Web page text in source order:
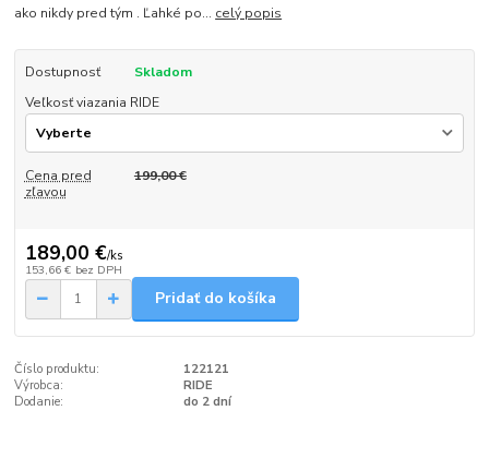
ako nikdy pred tým . Ľahké po... celý popis
Dostupnosť
Skladom
Veľkosť viazania RIDE
Cena pred
zľavou
199,00 €
189,00 €/ks
153,66 € bez DPH
Pridať do košíka
Číslo produktu:
122121
Výrobca:
RIDE
Dodanie:
do 2 dní